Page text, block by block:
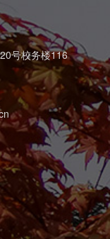
号校务楼116